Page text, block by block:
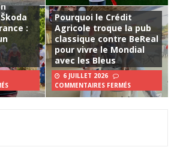
:
Pourquoi le Crédit
Agricole troque la pub
classique contre BeReal
pour vivre le Mondial
avec les Bleus
6 JUILLET 2026
COMMENTAIRES FERMÉS